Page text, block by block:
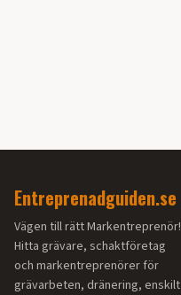
Entreprenadguiden.se
Vägen till rätt Markentreprenör!
Hitta grävare, schaktföretag
och markentreprenörer för
grävarbeten, dränering, enskilt